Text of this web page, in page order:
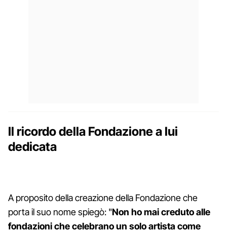
Il ricordo della Fondazione a lui
dedicata
A proposito della creazione della Fondazione che
porta il suo nome spiegò: "Non ho mai creduto alle
fondazioni che celebrano un solo artista come